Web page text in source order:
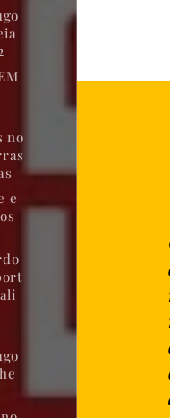
no
e